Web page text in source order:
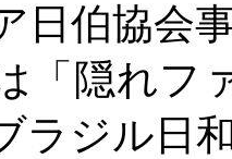
日伯協会
「隠れフ
ラジル日